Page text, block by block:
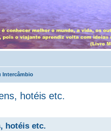
Intercâmbio
hotéis etc.
hotéis etc.